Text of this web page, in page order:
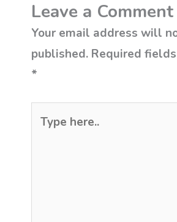
Leave a Comment
Your email address will
published. Required
*
here..